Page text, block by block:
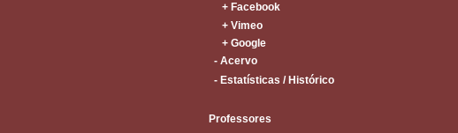
+ Facebook
+ Vimeo
+ Google
- Acervo
- Estatísticas / Histórico
Professores